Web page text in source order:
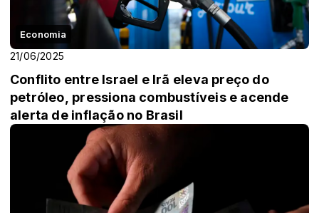
Economia
21/06/2025
Conflito entre Israel e Irã eleva preço do
petróleo, pressiona combustíveis e acende
alerta de inflação no Brasil